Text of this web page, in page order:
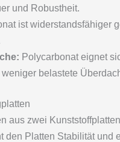
und Robustheit.
ist widerstandsfähiger
Polycarbonat eignet
belastete
aus zwei
den Platten Stabilität und